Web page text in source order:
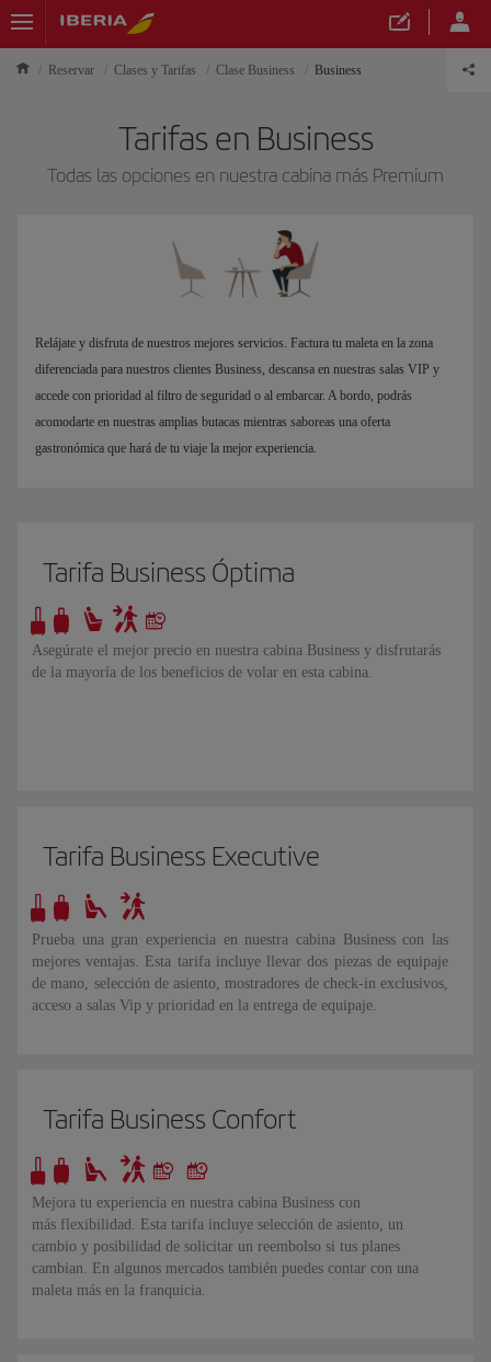
Reservar Clases y Tarifas Clase Business Business
Tarifas en Business
Todas las opciones en nuestra cabina más Premium
Relájate y disfruta de nuestros mejores servicios. Factura tu maleta en la zona
diferenciada para nuestros clientes Business, descansa en nuestras salas VIP y
accede con prioridad al filtro de seguridad o al embarcar. A bordo, podrás
acomodarte en nuestras amplias butacas mientras saboreas una oferta
gastronómica que hará de tu viaje la mejor experiencia.
Tarifa Business Óptima
Asegúrate el mejor precio en nuestra cabina Business y disfrutarás
de la mayoría de los beneficios de volar en esta cabina.
Tarifa Business Executive
Prueba una gran experiencia en nuestra cabina Business con las
mejores ventajas. Esta tarifa incluye llevar dos piezas de equipaje
de mano, selección de asiento, mostradores de check-in exclusivos,
acceso a salas Vip y prioridad en la entrega de equipaje.
Tarifa Business Confort
Mejora tu experiencia en nuestra cabina Business con
más flexibilidad. Esta tarifa incluye selección de asiento, un
cambio y posibilidad de solicitar un reembolso si tus planes
cambian. En algunos mercados también puedes contar con una
maleta más en la franquicia.